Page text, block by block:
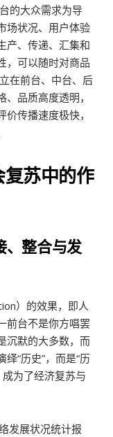
的大众需求为导
场状况、用户体验
产、传递、汇集和
，可以随时对商品
在前台、中台、后
品质高度透明，
传播速度极快，
复苏中的作
、整合与发
）的效果，即人
前台不是你方唱罢
沉默的大多数，而
“历史”，而是“历
成为了经济复苏与
发展状况统计报